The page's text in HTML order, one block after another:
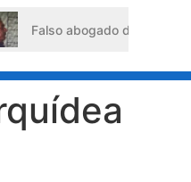
abogado detenido en